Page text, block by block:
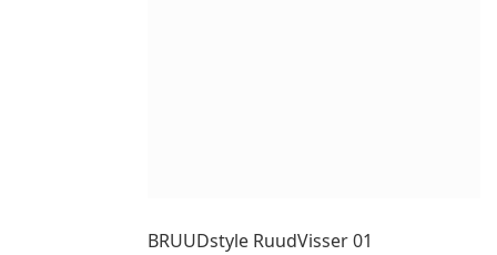
BRUUDstyle RuudVisser 01